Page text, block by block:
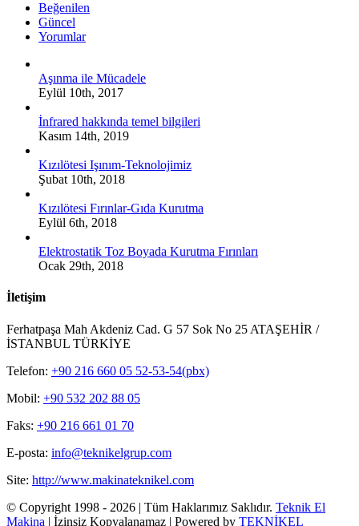
Beğenilen
Güncel
Yorumlar
Aşınma ile Mücadele
Eylül 10th, 2017
İnfrared hakkında temel bilgileri
Kasım 14th, 2019
Kızılötesi Işınım-Teknolojimiz
Şubat 10th, 2018
Kızılötesi Fırınlar-Gıda Kurutma
Eylül 6th, 2018
Elektrostatik Toz Boyada Kurutma Fırınları
Ocak 29th, 2018
İletişim
Ferhatpaşa Mah Akdeniz Cad. G 57 Sok No 25 ATAŞEHİR /
İSTANBUL TÜRKİYE
Telefon: +90 216 660 05 52-53-54(pbx)
Mobil: +90 532 202 88 05
Faks: +90 216 661 01 70
E-posta: info@teknikelgrup.com
Site: http://www.makinateknikel.com
© Copyright 1998 - 2026 | Tüm Haklarımız Saklıdır. Teknik El
Makina | İzinsiz Kopyalanamaz | Powered by TEKNİKEL